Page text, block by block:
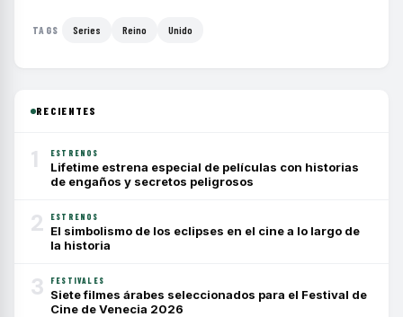
TAGS Series Reino Unido
RECIENTES
1 ESTRENOS
Lifetime estrena especial de películas con historias
de engaños y secretos peligrosos
2 ESTRENOS
El simbolismo de los eclipses en el cine a lo largo de
la historia
3 FESTIVALES
Siete filmes árabes seleccionados para el Festival de
Cine de Venecia 2026